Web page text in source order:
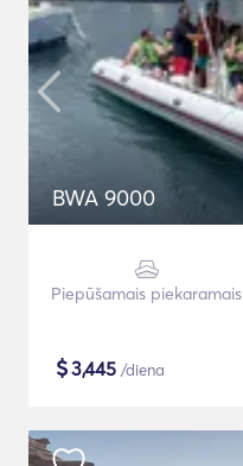
BWA 9000
Piepūšamais piekaramais
$3,445 /diena